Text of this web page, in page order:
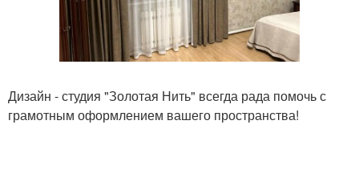
Дизайн - студия "Золотая Нить" всегда рада помочь с
грамотным оформлением вашего пространства!